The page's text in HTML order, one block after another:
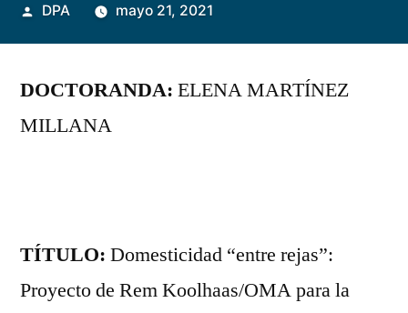
Publicado
DPA mayo 21, 2021
DOCTORANDA: ELENA MARTÍNEZ
MILLANA
TÍTULO: Domesticidad “entre rejas”:
Proyecto de Rem Koolhaas/OMA para la